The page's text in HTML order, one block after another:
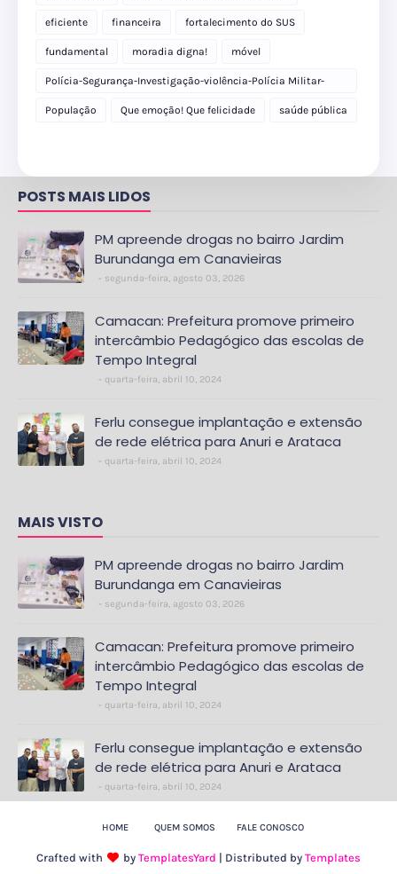
eficiente financeira fortalecimento do SUS
fundamental moradia digna! móvel
Polícia-Segurança-Investigação-violência-Polícia Militar-
delegacia
População Que emoção! Que felicidade saúde pública
POSTS MAIS LIDOS
PM apreende drogas no bairro Jardim
Burundanga em Canavieiras
segunda-feira, agosto 03, 2026
Camacan: Prefeitura promove primeiro
intercâmbio Pedagógico das escolas de
Tempo Integral
quarta-feira, abril 10, 2024
Ferlu consegue implantação e extensão
de rede elétrica para Anuri e Arataca
quarta-feira, abril 10, 2024
MAIS VISTO
PM apreende drogas no bairro Jardim
Burundanga em Canavieiras
segunda-feira, agosto 03, 2026
Camacan: Prefeitura promove primeiro
intercâmbio Pedagógico das escolas de
Tempo Integral
quarta-feira, abril 10, 2024
Ferlu consegue implantação e extensão
de rede elétrica para Anuri e Arataca
quarta-feira, abril 10, 2024
HOME QUEM SOMOS FALE CONOSCO
Crafted with by TemplatesYard | Distributed by Templates